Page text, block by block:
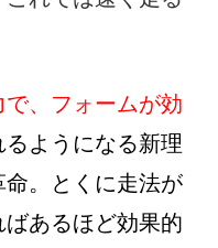
、フォームが効
るようになる新理
。とくに走法が
あるほど効果的